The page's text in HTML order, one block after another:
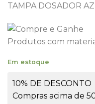
TAMPA DOSADOR
Produtos com
Em estoque
10% DE DESCONTO
Compras acima de